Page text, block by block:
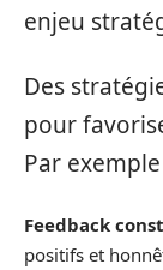
enjeu
Des
pour
Par
Feedback
positifs et